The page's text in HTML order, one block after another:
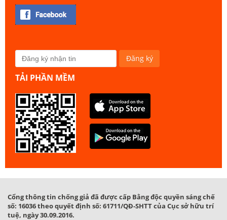
TẢI PHẦN MỀM
Cổng thông tin chống giả đã được cấp Bằng độc quyền sáng chế
số: 16036 theo quyết định số: 61711/QĐ-SHTT của Cục sở hữu trí
tuệ, ngày 30.09.2016.